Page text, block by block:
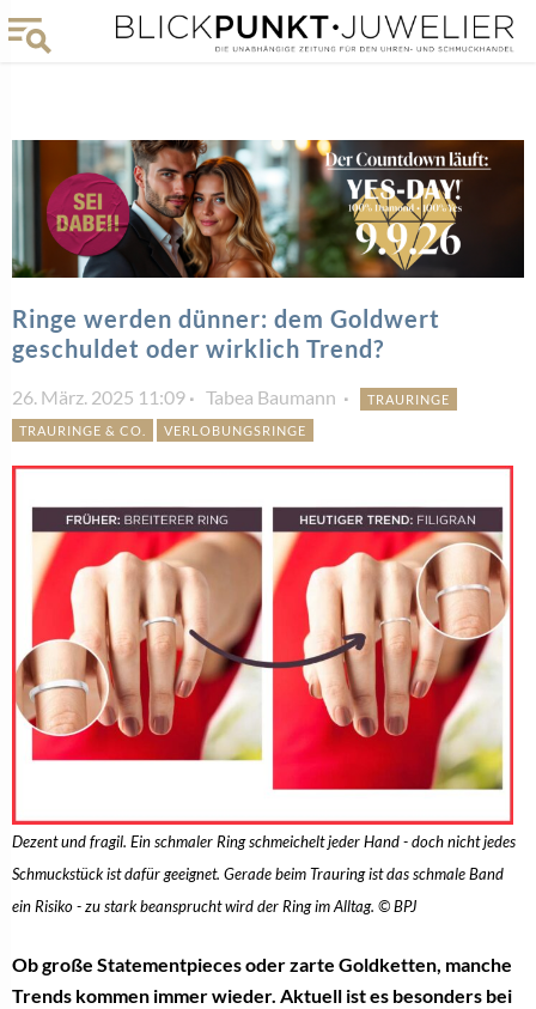
Ringe werden dünner: dem Goldwert
geschuldet oder wirklich Trend?
26. März. 2025 11:09 Tabea Baumann
TRAURINGE
TRAURINGE & CO.
VERLOBUNGSRINGE
Dezent und fragil. Ein schmaler Ring schmeichelt jeder Hand - doch nicht jedes
Schmuckstück ist dafür geeignet. Gerade beim Trauring ist das schmale Band
ein Risiko - zu stark beansprucht wird der Ring im Alltag. © BPJ
Ob große Statementpieces oder zarte Goldketten, manche
Trends kommen immer wieder. Aktuell ist es besonders bei